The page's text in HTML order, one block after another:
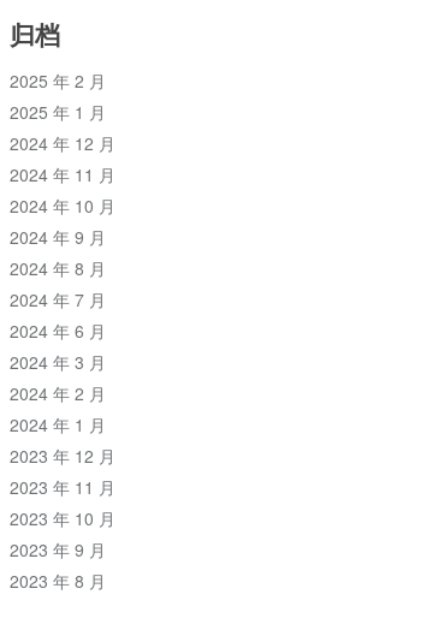
归档
2025 年 2 月
2025 年 1 月
2024 年 12 月
2024 年 11 月
2024 年 10 月
2024 年 9 月
2024 年 8 月
2024 年 7 月
2024 年 6 月
2024 年 3 月
2024 年 2 月
2024 年 1 月
2023 年 12 月
2023 年 11 月
2023 年 10 月
2023 年 9 月
2023 年 8 月